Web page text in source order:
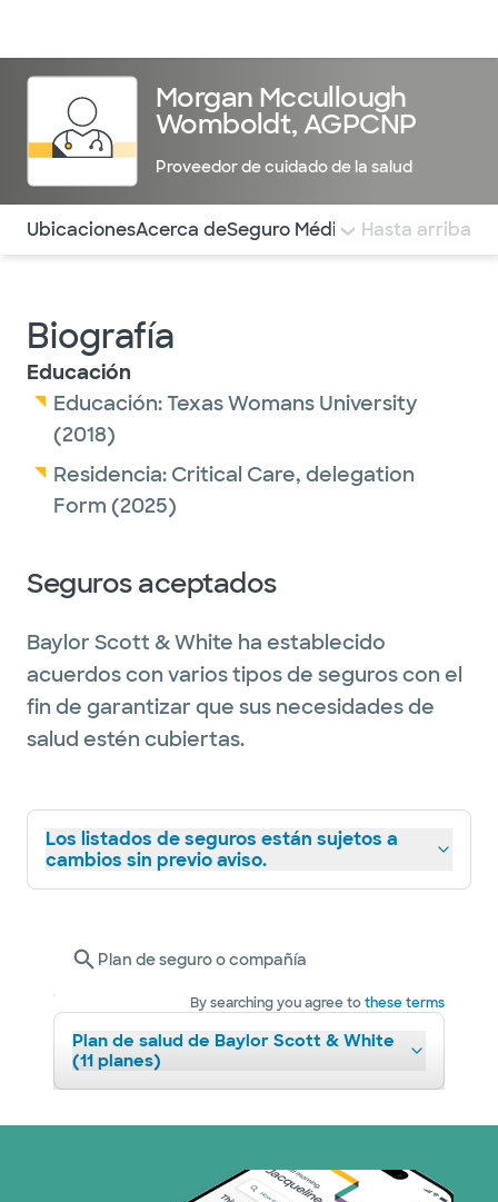
Morgan Mccullough
Womboldt, AGPCNP
Proveedor de cuidado de la salud
Utilice esta navegación para saltar rápidamente a
UbicacionesAcerca deSeguro Médico COMENTARIOS
Hasta arriba
Biografía
Educación
Educación:Texas Womans University
(2018)
Residencia: Critical Care, delegation
Form (2025)
Seguros aceptados
Baylor Scott & White ha establecido
acuerdos con varios tipos de seguros con el
fin de garantizar que sus necesidades de
salud estén cubiertas.
Los listados de seguros están sujetos a
cambios sin previo aviso.
Plan de seguro o compañía
By searching you agree tothese terms
Plan de salud de Baylor Scott & White
(11 planes)